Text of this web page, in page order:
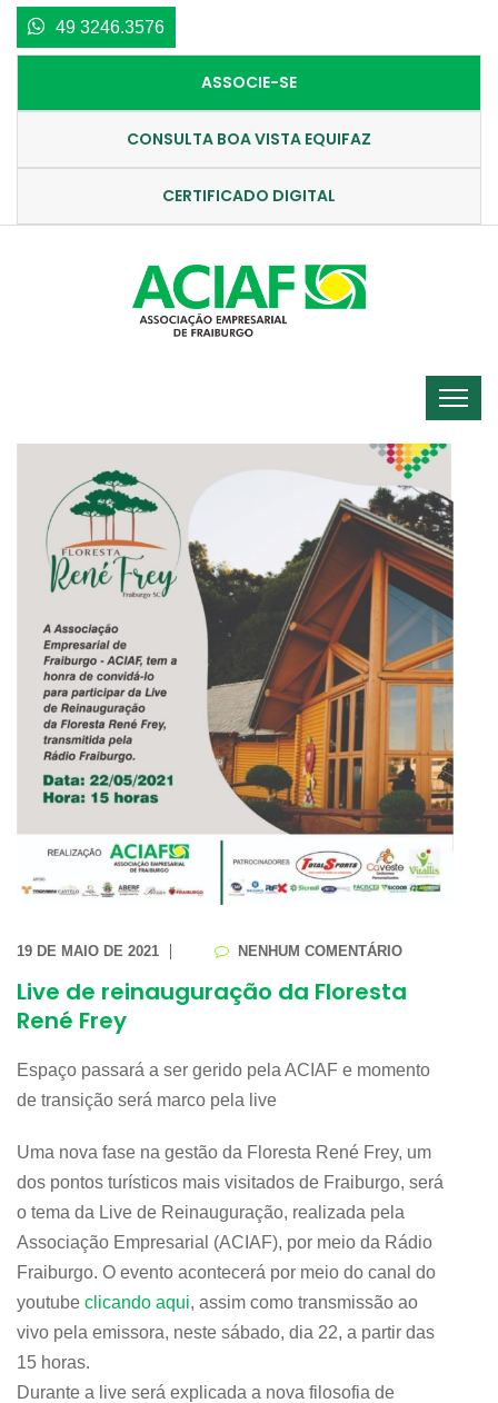
49 3246.3576
ASSOCIE-SE
CONSULTA BOA VISTA EQUIFAZ
CERTIFICADO DIGITAL
19 DE MAIO DE 2021 NENHUM COMENTÁRIO
Live de reinauguração da Floresta
René Frey
Espaço passará a ser gerido pela ACIAF e momento
de transição será marco pela live
Uma nova fase na gestão da Floresta René Frey, um
dos pontos turísticos mais visitados de Fraiburgo, será
o tema da Live de Reinauguração, realizada pela
Associação Empresarial (ACIAF), por meio da Rádio
Fraiburgo. O evento acontecerá por meio do canal do
youtube clicando aqui, assim como transmissão ao
vivo pela emissora, neste sábado, dia 22, a partir das
15 horas.
Durante a live será explicada a nova filosofia de